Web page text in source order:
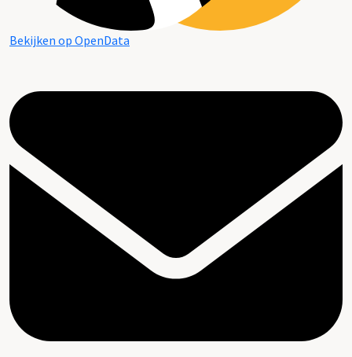
Bekijken op OpenData